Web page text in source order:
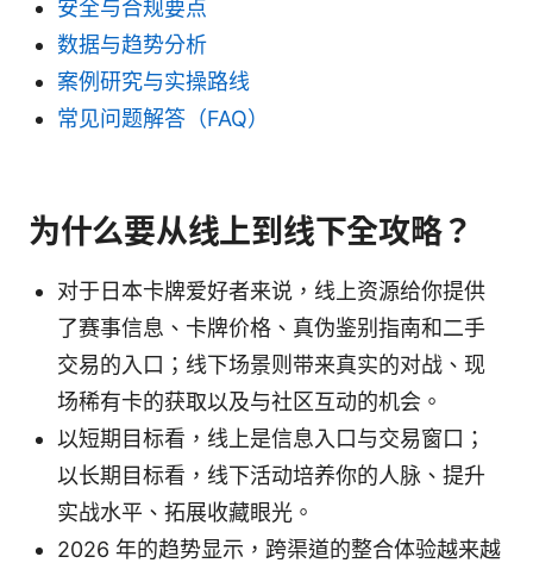
安全与合规要点
数据与趋势分析
案例研究与实操路线
常见问题解答（FAQ）
为什么要从线上到线下全攻略？
对于日本卡牌爱好者来说，线上资源给你提供
了赛事信息、卡牌价格、真伪鉴别指南和二手
交易的入口；线下场景则带来真实的对战、现
场稀有卡的获取以及与社区互动的机会。
以短期目标看，线上是信息入口与交易窗口；
以长期目标看，线下活动培养你的人脉、提升
实战水平、拓展收藏眼光。
2026 年的趋势显示，跨渠道的整合体验越来越